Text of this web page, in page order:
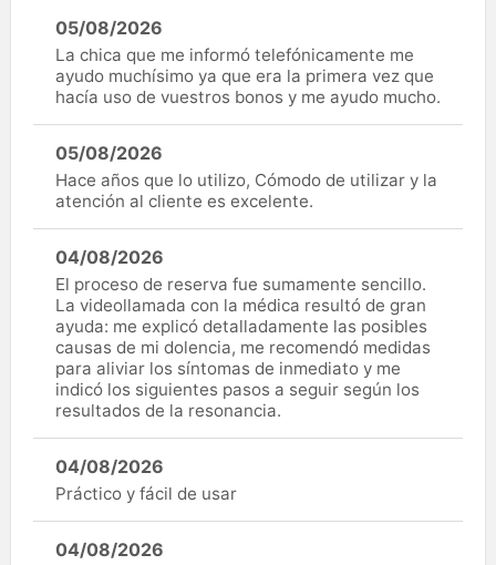
05/08/2026
La chica que me informó telefónicamente me
ayudo muchísimo ya que era la primera vez que
hacía uso de vuestros bonos y me ayudo mucho.
05/08/2026
Hace años que lo utilizo, Cómodo de utilizar y la
atención al cliente es excelente.
04/08/2026
El proceso de reserva fue sumamente sencillo.
La videollamada con la médica resultó de gran
ayuda: me explicó detalladamente las posibles
causas de mi dolencia, me recomendó medidas
para aliviar los síntomas de inmediato y me
indicó los siguientes pasos a seguir según los
resultados de la resonancia.
04/08/2026
Práctico y fácil de usar
04/08/2026